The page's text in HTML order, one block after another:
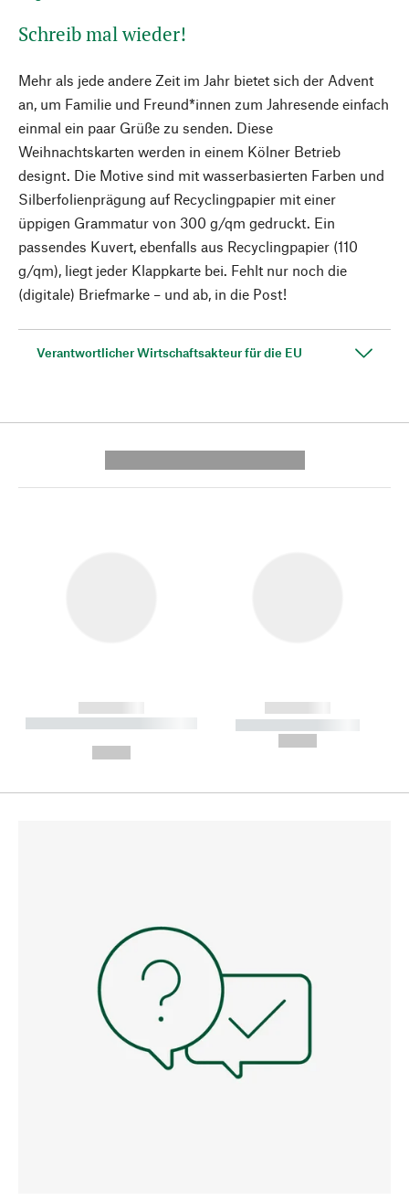
Schreib mal wieder!
Mehr als jede andere Zeit im Jahr bietet sich der Advent
an, um Familie und Freund*innen zum Jahresende einfach
einmal ein paar Grüße zu senden. Diese
Weihnachtskarten werden in einem Kölner Betrieb
designt. Die Motive sind mit wasserbasierten Farben und
Silberfolienprägung auf Recyclingpapier mit einer
üppigen Grammatur von 300 g/qm gedruckt. Ein
passendes Kuvert, ebenfalls aus Recyclingpapier (110
g/qm), liegt jeder Klappkarte bei. Fehlt nur noch die
(digitale) Briefmarke – und ab, in die Post!
Verantwortlicher Wirtschaftsakteur für die EU
------------
----------- ----------- --------
------------
----------- -----------